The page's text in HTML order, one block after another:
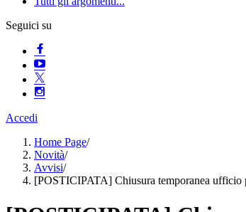
Seguici su
Accedi
Home Page/
Novità/
Avvisi/
[POSTICIPATA] Chiusura temporanea